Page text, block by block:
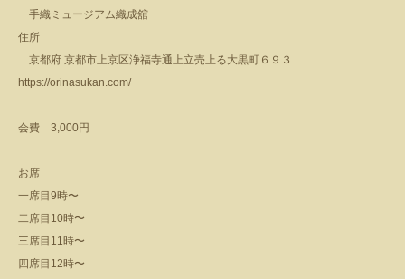
手織ミュージアム織成舘
住所
京都府 京都市上京区浄福寺通上立売上る大黒町６９３
https://orinasukan.com/
会費 3,000円
お席
一席目 9時〜
二席目 10時〜
三席目 11時〜
四席目 12時〜